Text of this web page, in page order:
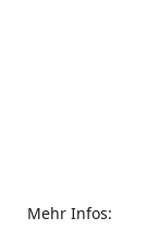
Mehr Infos: